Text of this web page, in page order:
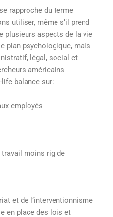
rapproche du terme
utiliser, même s’il prend
plusieurs aspects de la vie
plan psychologique, mais
légal, social et
américains
balance sur:
employés
travail moins rigide
et de l’interventionnisme
en place des lois et